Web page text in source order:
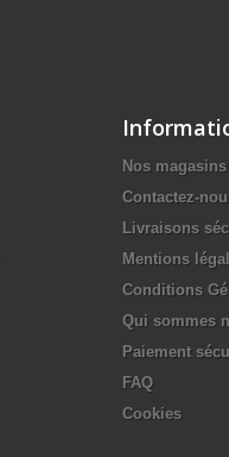
Nos magasins
Contactez-
Livraisons
Mentions
Conditions
Qui sommes
Paiement
FAQ
Cookies